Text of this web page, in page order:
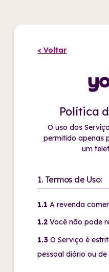
< Voltar
Política
O uso dos
permitido apenas
um
1. Termos de Uso:
1.1 A revenda
1.2 Você não pode
1.3 O Serviço é
pessoal diário ou de